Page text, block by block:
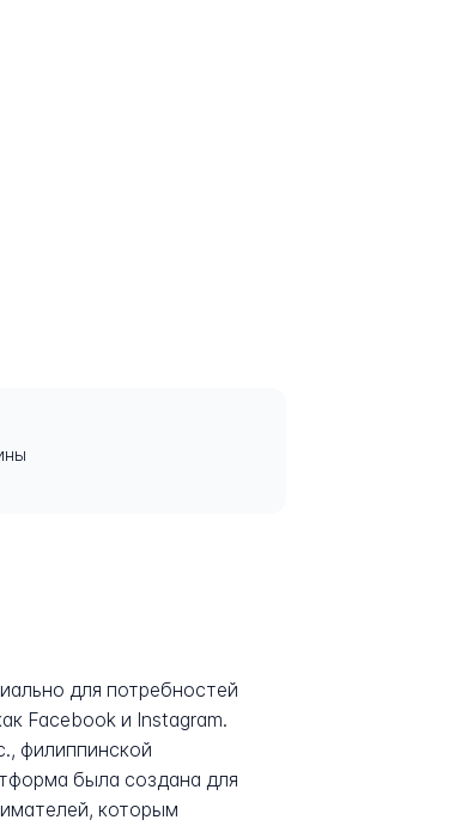
для потребностей
Facebook и Instagram.
филиппинской
была создана для
которым